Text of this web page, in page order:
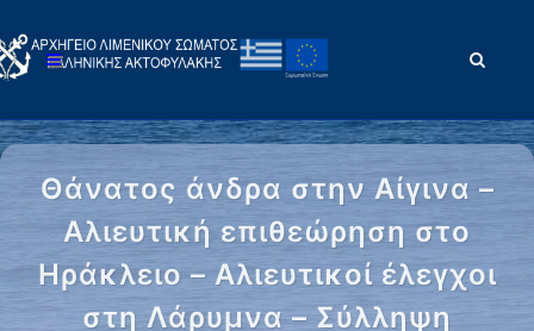
Θάνατος άνδρα στην Αίγινα –
Αλιευτική επιθεώρηση στο
Ηράκλειο – Αλιευτικοί έλεγχοι
στη Λάρυμνα – Σύλληψη